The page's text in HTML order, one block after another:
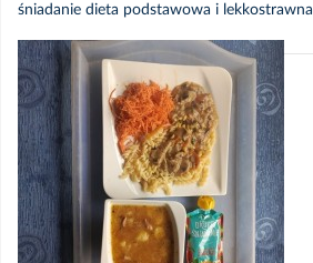
śniadanie dieta podstawowa i lekkostrawna